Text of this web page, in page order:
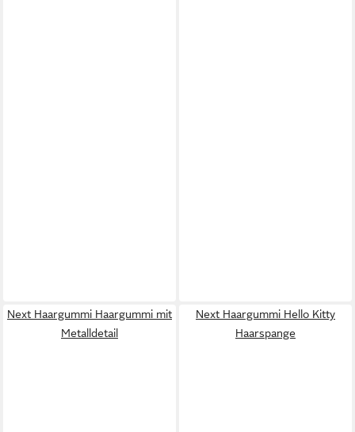
Next Haargummi Haargummi mit
Metalldetail
Next Haargummi Hello Kitty
Haarspange